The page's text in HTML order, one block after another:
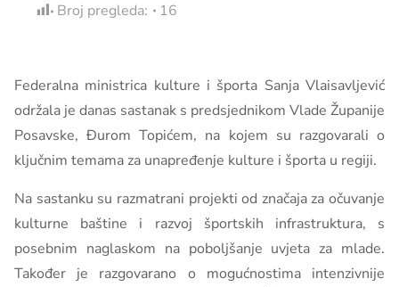
Broj pregleda: 16
Federalna ministrica kulture i športa Sanja Vlaisavljević
održala je danas sastanak s predsjednikom Vlade Županije
Posavske, Đurom Topićem, na kojem su razgovarali o
ključnim temama za unapređenje kulture i športa u regiji.
Na sastanku su razmatrani projekti od značaja za očuvanje
kulturne baštine i razvoj športskih infrastruktura, s
posebnim naglaskom na poboljšanje uvjeta za mlade.
Također je razgovarano o mogućnostima intenzivnije